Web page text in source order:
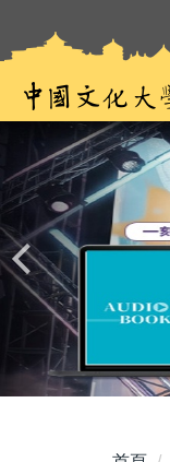
要
內
區